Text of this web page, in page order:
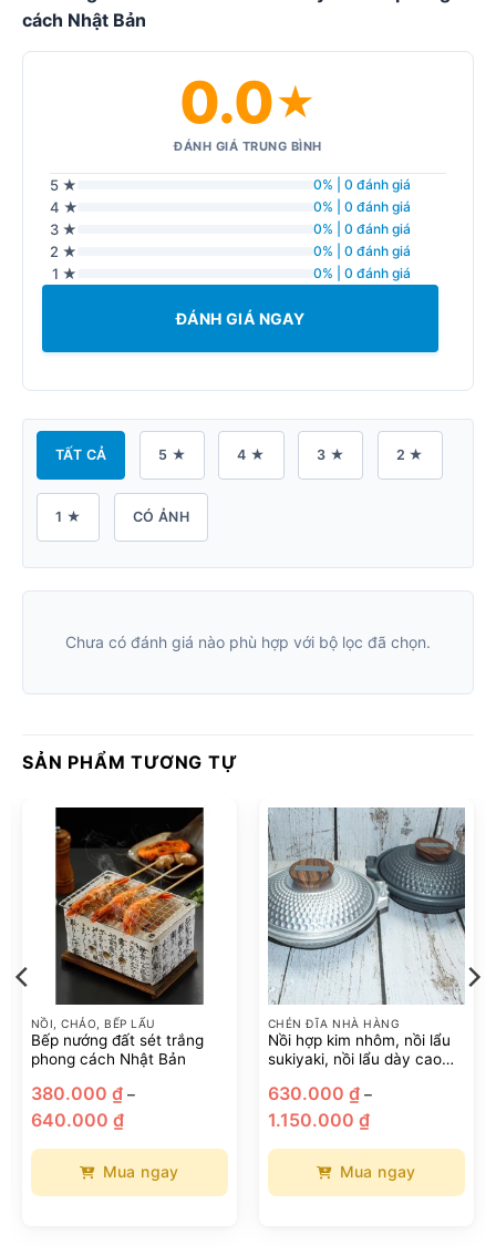
cách Nhật Bản
0.0★
ĐÁNH GIÁ TRUNG BÌNH
5 ★ 0% | 0 đánh giá
4 ★ 0% | 0 đánh giá
3 ★ 0% | 0 đánh giá
2 ★ 0% | 0 đánh giá
1 ★ 0% | 0 đánh giá
ĐÁNH GIÁ NGAY
TẤT CẢ 5 ★ 4 ★ 3 ★ 2 ★
1 ★ CÓ ẢNH
Chưa có đánh giá nào phù hợp với bộ lọc đã chọn.
SẢN PHẨM TƯƠNG TỰ
NỒI, CHẢO, BẾP LẨU
Bếp nướng đất sét trắng
phong cách Nhật Bản
380.000 ₫ –
640.000 ₫Khoảng
giá:
đến
640.000 ₫
Mua ngay
CHÉN ĐĨA NHÀ HÀNG
Nồi hợp kim nhôm, nồi lẩu
sukiyaki, nồi lẩu dày cao
630.000 ₫ –
1.150.000 ₫Khoảng
giá:
đến
1.150.000 ₫
Mua ngay